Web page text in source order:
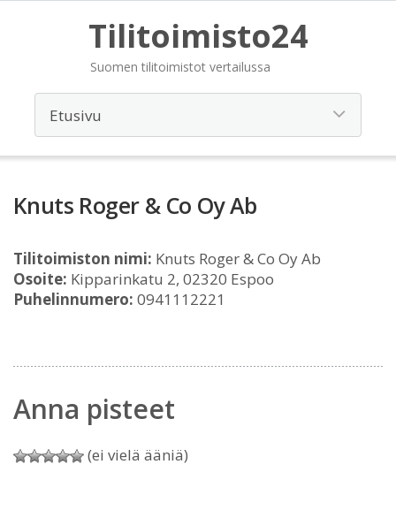
Tilitoimisto24
Suomen tilitoimistot vertailussa
Knuts Roger & Co Oy Ab
Tilitoimiston nimi: Knuts Roger & Co Oy Ab
Osoite: Kipparinkatu 2, 02320 Espoo
Puhelinnumero: 0941112221
Anna pisteet
(ei vielä ääniä)